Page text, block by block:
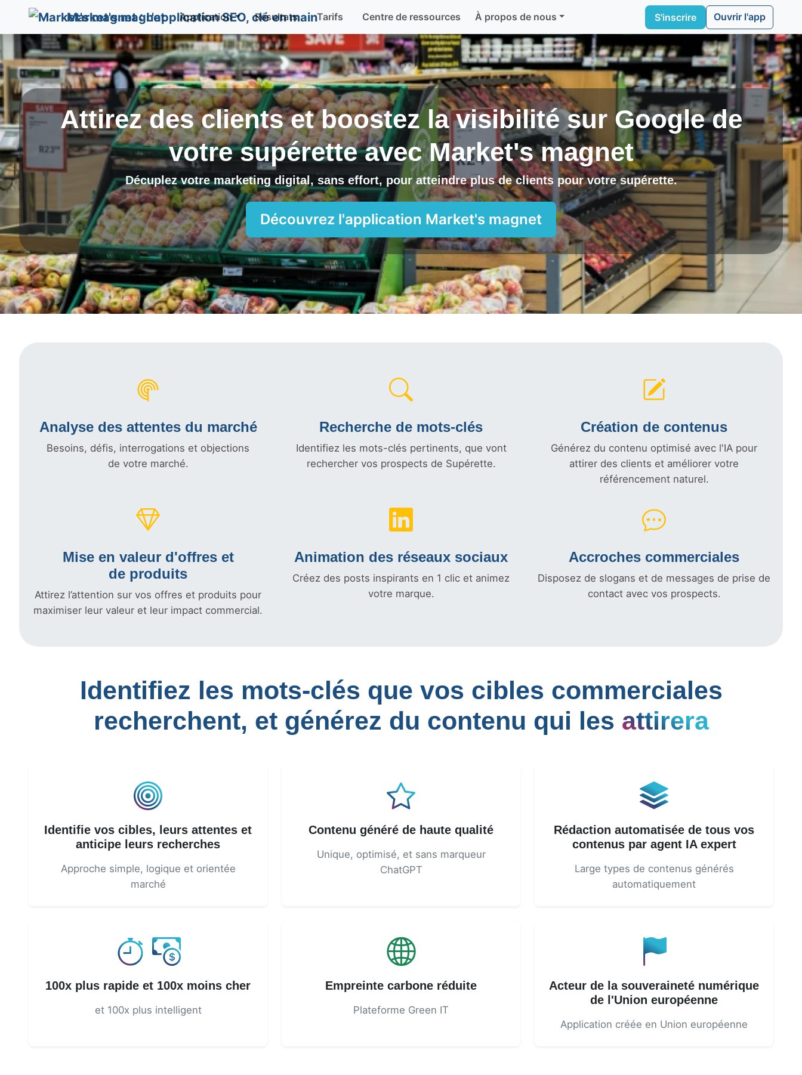
Market's magnet Application Résultats Tarifs Centre de ressources À propos de nous S'inscrire Ouvrir l'app
Attirez des clients et boostez la visibilité sur Google de
votre supérette avecMarket's magnet
Décuplez votre marketing digital, sans effort, pour atteindre plus de clients pourvotre supérette.
Découvrez l'application Market's magnet
Analyse des attentes du marché
Besoins, défis, interrogations et objections
de votre marché.
Recherche de mots-clés
Identifiez les mots-clés pertinents, que vont
rechercher vos prospects de Supérette.
Création de contenus
Générez du contenu optimisé avec l'IA pour
attirer des clients et améliorer votre
référencement naturel.
Mise en valeur d'offres et
de produits
Attirez l’attention sur vos offres et produits pour
maximiser leur valeur et leur impact commercial.
Animation des réseaux sociaux
Créez des posts inspirants en 1 clic et animez
votre marque.
Accroches commerciales
Disposez de slogans et de messages de prise de
contact avec vos prospects.
Identifiez les mots-clés que vos cibles commerciales
recherchent, et générez du contenu qui les attirera
Identifie vos cibles, leurs attentes et
anticipe leurs recherches
Approche simple, logique et orientée
marché
Contenu généré de haute qualité
Unique, optimisé, et sans marqueur
ChatGPT
Rédaction automatisée de tous vos
contenus par agent IA expert
Large types de contenus générés
automatiquement
100x plus rapide et 100x moins cher
et 100x plus intelligent
Empreinte carbone réduite
Plateforme Green IT
Acteur de la souveraineté numérique
de l'Union européenne
Application créée en Union européenne